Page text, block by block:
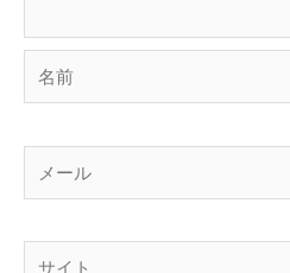
前
ー
ル